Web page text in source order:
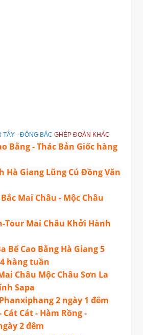
TÂY - ĐÔNG BẮC GHÉP ĐOÀN KHÁC
Bằng - Thác Bản Giốc hàng
Hà Giang Lũng Cú Đồng Văn
Mai Châu - Mộc Châu
Tour Mai Châu Khởi Hành
Bể Cao Bằng Hà Giang 5
hàng tuần
Châu Mộc Châu Sơn La
Sapa
2 ngày 1 đêm
Cát Cát - Hàm Rồng -
2 đêm